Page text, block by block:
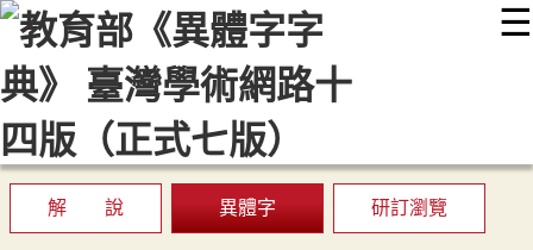
☰
::: 最新消息 常見問題 編輯說明
顯示模式
網站導覽
解 說 異體字 研訂瀏覽